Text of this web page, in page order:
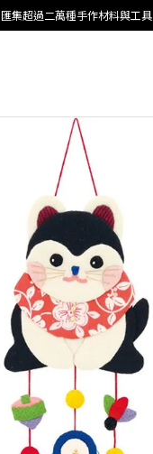
匯集超過二萬種手作材料與工具